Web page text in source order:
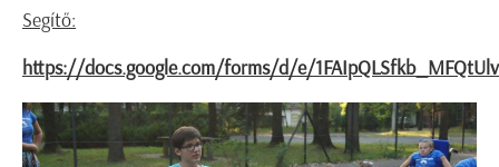
Segítő:
https://docs.google.com/forms/d/e/